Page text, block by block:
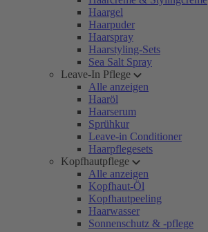
Haargel
Haarpuder
Haarspray
Haarstyling-Sets
Sea Salt Spray
Leave-In Pflege
Alle anzeigen
Haaröl
Haarserum
Sprühkur
Leave-in Conditioner
Haarpflegesets
Kopfhautpflege
Alle anzeigen
Kopfhaut-Öl
Kopfhautpeeling
Haarwasser
Sonnenschutz & -pflege